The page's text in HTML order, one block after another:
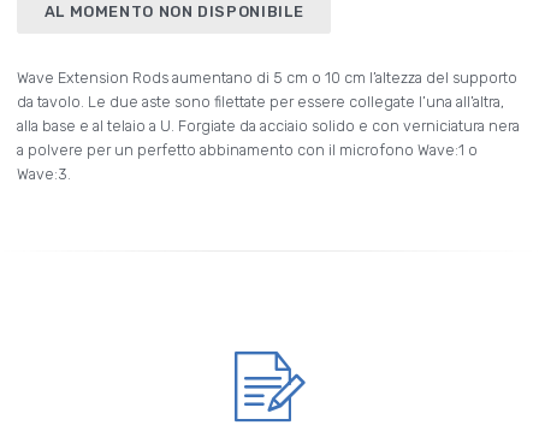
AL MOMENTO NON DISPONIBILE
Wave Extension Rods aumentano di 5 cm o 10 cm l’altezza del supporto
da tavolo. Le due aste sono filettate per essere collegate l’una all’altra,
alla base e al telaio a U. Forgiate da acciaio solido e con verniciatura nera
a polvere per un perfetto abbinamento con il microfono Wave:1 o
Wave:3.